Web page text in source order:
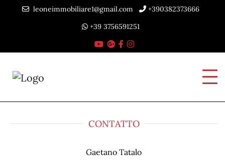
leoneimmobiliare1@gmail.com
+390382373666
+39 3756591251
CONTATTO
Gaetano Tatalo